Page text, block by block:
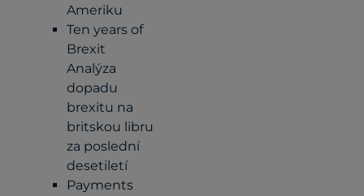
Ameriku
Ten years of
Brexit
Analýza
dopadu
brexitu na
britskou libru
za poslední
desetiletí
Payments